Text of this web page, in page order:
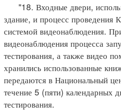
"18. Входные двери,
здание, и процесс проведения
системой видеонаблюдения.
видеонаблюдения процесса
тестирования, а также видео
хранились использованные
передаются в Национальный
течение 5 (пяти) календарных
тестирования.